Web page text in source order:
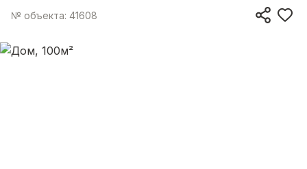
№ объекта: 41608